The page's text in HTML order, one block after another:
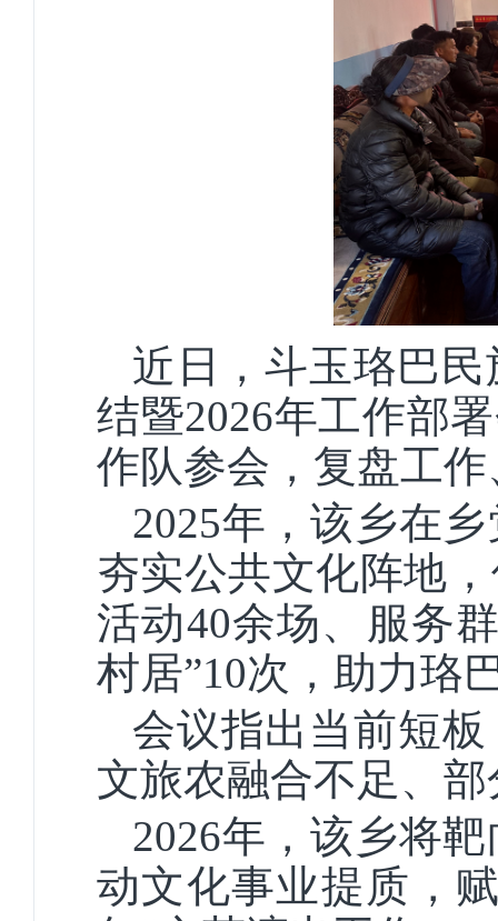
近日，斗玉珞巴
结暨2026年工作部
作队参会，复盘工
2025年，该乡在
夯实公共文化阵地
活动40余场、服务
村居”10次，助力珞
会议指出当前短
文旅农融合不足、
2026年，该乡将
动文化事业提质，